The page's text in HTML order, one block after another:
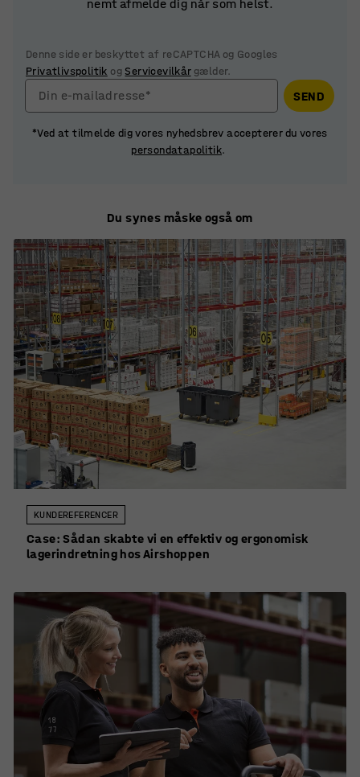
nemt afmelde dig når som helst.
Denne side er beskyttet af reCAPTCHA og Googles
Privatlivspolitik og Servicevilkårgælder.
Din e-mailadresse* SEND
*Ved at tilmelde dig vores nyhedsbrev accepterer du vores
persondatapolitik.
Du synes måske også om
KUNDEREFERENCER
Case: Sådan skabte vi en effektiv og ergonomisk
lagerindretning hos Airshoppen